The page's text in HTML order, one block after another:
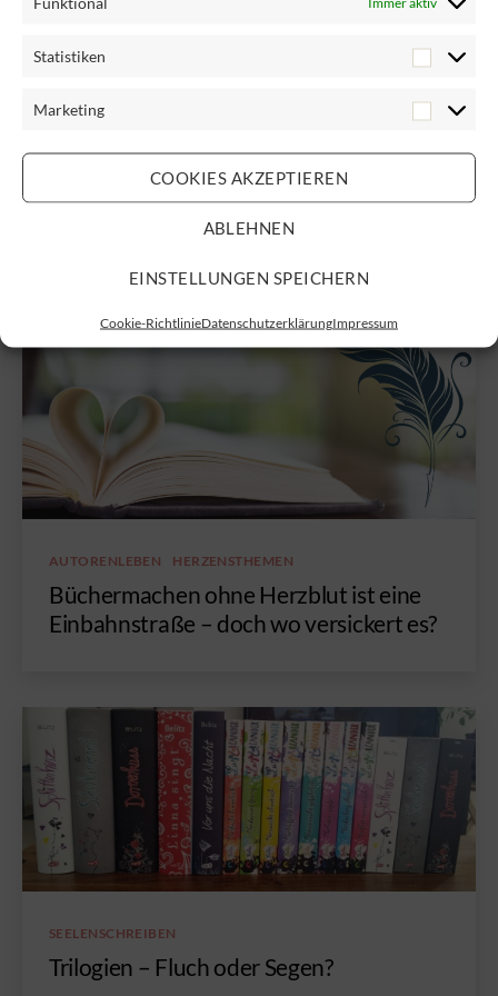
Statistiken
Marketing
COOKIES AKZEPTIEREN
ABLEHNEN
EINSTELLUNGEN SPEICHERN
Cookie-RichtlinieDatenschutzerklärungImpressum
Kategorien
AUTORENLEBEN HERZENSTHEMEN
Büchermachen ohne Herzblut ist eine
Einbahnstraße – doch wo versickert es?
Kategorien
SEELENSCHREIBEN
Trilogien – Fluch oder Segen?